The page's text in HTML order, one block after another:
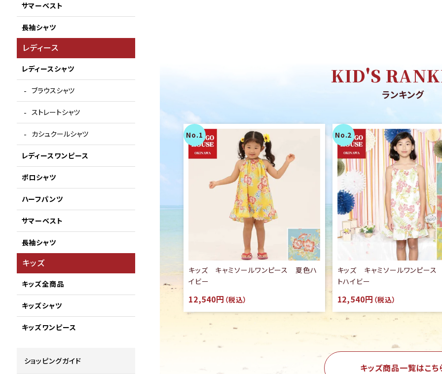
サマーベスト
長袖シャツ
レディース
レディースシャツ
ブラウスシャツ
ストレートシャツ
カシュクールシャツ
レディースワンピース
ポロシャツ
ハーフパンツ
サマーベスト
長袖シャツ
キッズ
キッズ全商品
キッズシャツ
キッズワンピース
ショッピングガイド
KID'S
ランキング
キッズ キャミソールワンピース 夏色ハ
イビー
12,540円 （税込）
キッズ キャミソールワンピー
トハイビー
12,540円 （税込）
キッズ商品一覧はこち